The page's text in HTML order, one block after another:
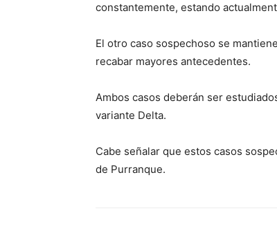
constantemente, estando
El otro caso sospechoso se
recabar mayores antecedentes.
Ambos casos deberán ser
variante Delta.
Cabe señalar que estos casos
de Purranque.